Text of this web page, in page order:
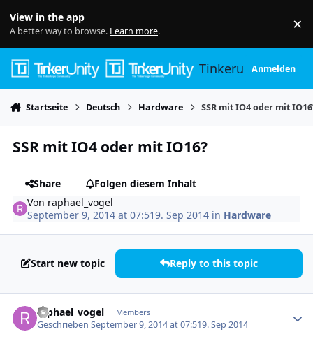
View in the app
A better way to browse. Learn more. ×
TinkerunityAnmelden
Startseite Deutsch Hardware SSR mit IO4 oder mit
SSR mit IO4 oder mit IO16?
Share
Folgen diesem Inhalt
Von raphael_vogel
September 9, 2014 at 07:519. Sep 2014 in Hardware
Start new topic Reply to this topic
raphael_vogel Members
GeschriebenSeptember 9, 2014 at 07:519. Sep 2014